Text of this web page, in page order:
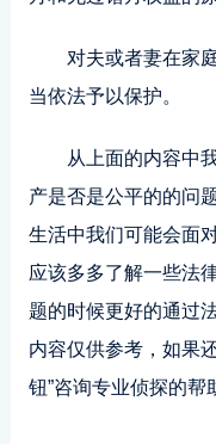
对夫或者妻在家
当依法予以保护。
从上面的内容中
产是否是公平的的问
生活中我们可能会面
应该多多了解一些法
题的时候更好的通过
内容仅供参考，如果
钮”咨询专业侦探的帮